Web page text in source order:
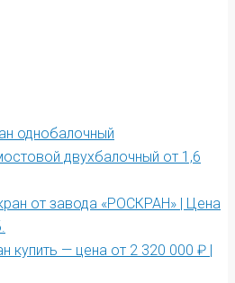
однобалочный
двухбалочный от 1,6
от завода «РОСКРАН» | Цена
купить — цена от 2 320 000 ₽ |